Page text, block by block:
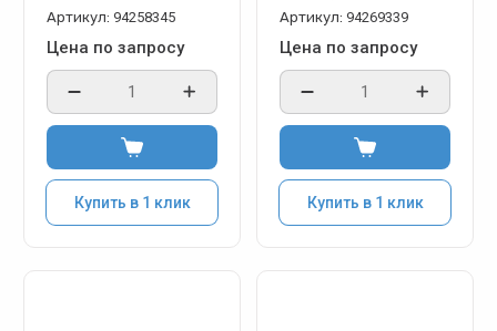
Артикул: 94258345
Цена по запросу
Купить в 1 клик
Артикул: 94269339
Цена по запросу
Купить в 1 клик